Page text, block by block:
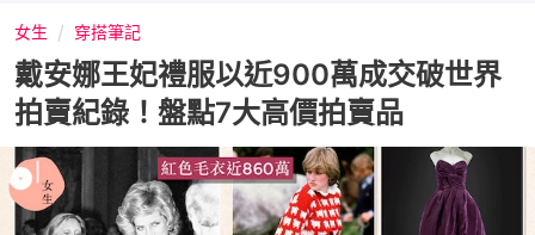
女生 穿搭筆記
戴安娜王妃禮服以近900萬成交破世界
拍賣紀錄！盤點7大高價拍賣品